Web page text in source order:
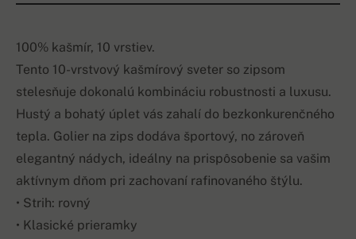
100% kašmír, 10 vrstiev.
Tento 10-vrstvový kašmírový sveter so zipsom
stelesňuje dokonalú kombináciu robustnosti a luxusu.
Hustý a bohatý úplet vás zahalí do bezkonkurenčného
tepla. Golier na zips dodáva športový, no zároveň
elegantný nádych, ideálny na prispôsobenie sa vašim
aktívnym dňom pri zachovaní rafinovaného štýlu.
• Strih: rovný
• Klasické prieramky